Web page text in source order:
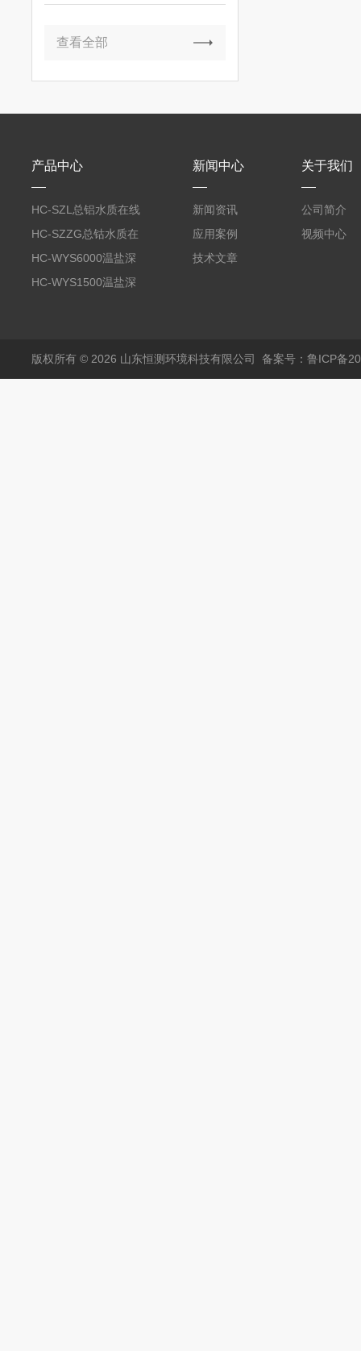
查看全部
产品中心
HC-SZL总铝水质在线
分析仪
HC-SZZG总钴水质在
线分析仪
HC-WYS6000温盐深
分析仪
HC-WYS1500温盐深
新闻中心
新闻资讯
应用案例
技术文章
关于我们
公司简介
视频中心
版权所有 © 2026 山东恒测环境科技有限公司 备案号：鲁ICP备